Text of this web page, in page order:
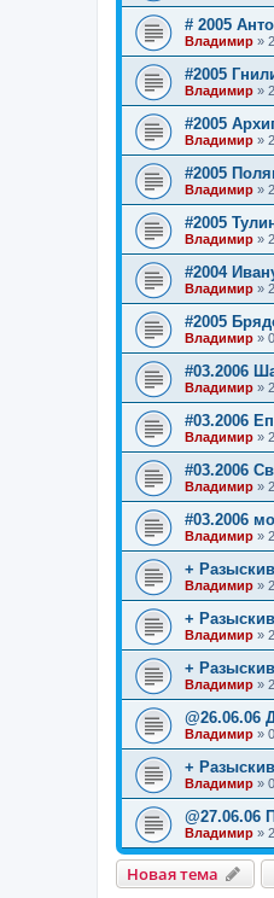
# 2005
Владимир »
#2005
Владимир »
#2005
Владимир »
#2005
Владимир »
#2005
Владимир »
#2004
Владимир »
#2005
Владимир »
#03.2006
Владимир »
#03.2006
Владимир »
#03.2006
Владимир »
#03.2006
Владимир »
+
Владимир »
+
Владимир »
+
Владимир »
@26.06.06
Владимир »
+
Владимир »
@27.06.06
Владимир »
Новая тема